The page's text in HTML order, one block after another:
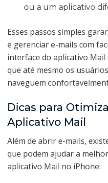
ou a um aplicativo
Esses passos simples
e gerenciar e-mails com
interface do aplicativo
que até mesmo os
naveguem
Dicas para
Aplicativo Mail
Além de abrir e-mails,
que podem ajudar a
aplicativo Mail no iPhone: